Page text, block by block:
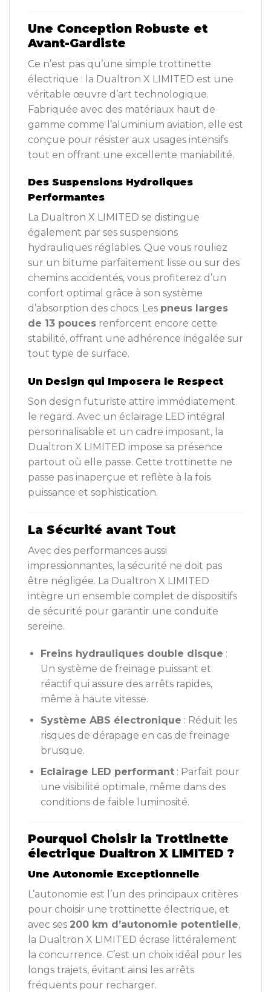
Une Conception Robuste et
Avant-Gardiste
Ce n’est pas qu’une simple trottinette
électrique : la Dualtron X LIMITED est une
véritable œuvre d’art technologique.
Fabriquée avec des matériaux haut de
gamme comme l’aluminium aviation, elle est
conçue pour résister aux usages intensifs
tout en offrant une excellente maniabilité.
Des Suspensions Hydroliques
Performantes
La Dualtron X LIMITED se distingue
également par ses suspensions
hydrauliques réglables. Que vous rouliez
sur un bitume parfaitement lisse ou sur des
chemins accidentés, vous profiterez d’un
confort optimal grâce à son système
d’absorption des chocs. Les pneus larges
de 13 pouces renforcent encore cette
stabilité, offrant une adhérence inégalée sur
tout type de surface.
Un Design qui Imposera le Respect
Son design futuriste attire immédiatement
le regard. Avec un éclairage LED intégral
personnalisable et un cadre imposant, la
Dualtron X LIMITED impose sa présence
partout où elle passe. Cette trottinette ne
passe pas inaperçue et reflète à la fois
puissance et sophistication.
La Sécurité avant Tout
Avec des performances aussi
impressionnantes, la sécurité ne doit pas
être négligée. La Dualtron X LIMITED
intègre un ensemble complet de dispositifs
de sécurité pour garantir une conduite
sereine.
Freins hydrauliques double disque :
Un système de freinage puissant et
réactif qui assure des arrêts rapides,
même à haute vitesse.
Système ABS électronique : Réduit les
risques de dérapage en cas de freinage
brusque.
Eclairage LED performant: Parfait pour
une visibilité optimale, même dans des
conditions de faible luminosité.
Pourquoi Choisir la Trottinette
électrique Dualtron X LIMITED ?
Une Autonomie Exceptionnelle
L’autonomie est l’un des principaux critères
pour choisir une trottinette électrique, et
avec ses 200 km d’autonomie potentielle,
la Dualtron X LIMITED écrase littéralement
la concurrence. C’est un choix idéal pour les
longs trajets, évitant ainsi les arrêts
fréquents pour recharger.